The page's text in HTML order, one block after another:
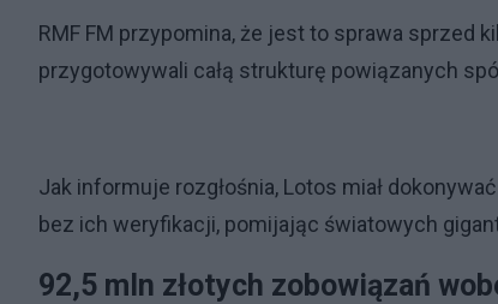
RMF FM przypomina, że jest to sprawa sprzed
przygotowywali całą strukturę powiązanych
Jak informuje rozgłośnia, Lotos miał
bez ich weryfikacji, pomijając światowych
92,5 mln złotych zobowiązań